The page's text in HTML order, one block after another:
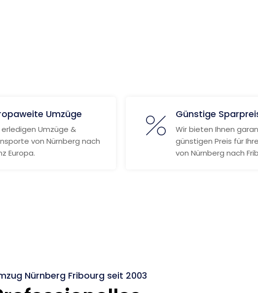
Umzüge
erledigen Umzüge &
von Nürnberg nach
Europa.
Günstige
Wir bieten Ihnen
günstigen Preis für
von Nürnberg nach
Nürnberg Fribourg seit 2003